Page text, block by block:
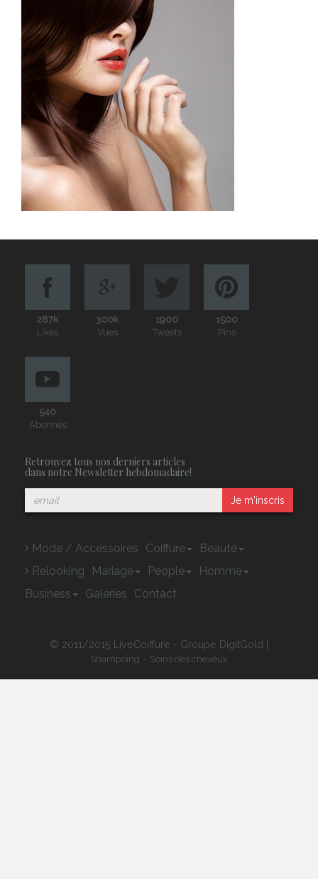
287k
Likes
300k
Vues
1900
Tweets
1500
Pins
540
Abonnés
Retrouvez tous nos derniers articles
dans notre Newsletter hebdomadaire!
Je m'inscris
Mode / Accessoires Coiffure
Beauté
Relooking
Mariage People
Homme
Business
Galeries Contact
© 2011/2015 LiveCoiffure - Groupe DigitGold |
Shampoing - Soins des cheveux